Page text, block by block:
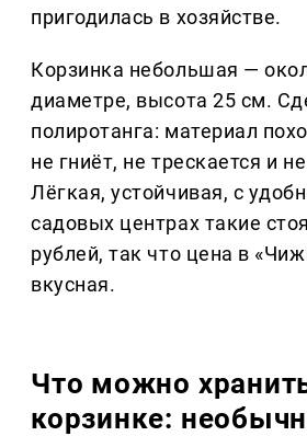
пригодилась в хозяйстве.
Корзинка небольшая —
диаметре, высота 25 см.
полиротанга: материал
не гниёт, не трескается и
Лёгкая, устойчивая, с
садовых центрах такие
рублей, так что цена в
вкусная.
Что можно
корзинке: